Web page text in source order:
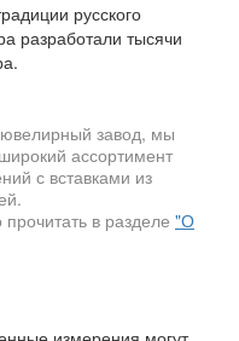
русского
разработали тысячи
завод, мы
ассортимент
с вставками из
в разделе "О